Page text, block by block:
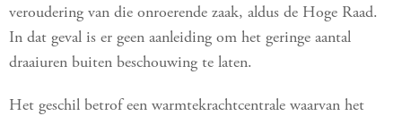
veroudering van die onroerende zaak, aldus de Hoge Raad.
In dat geval is er geen aanleiding om het geringe aantal
draaiuren buiten beschouwing te laten.
Het geschil betrof een warmtekrachtcentrale waarvan het